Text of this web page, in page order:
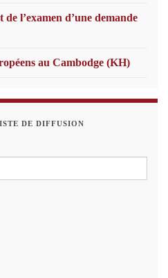
l’examen d’une demande
au Cambodge (KH)
DE DIFFUSION